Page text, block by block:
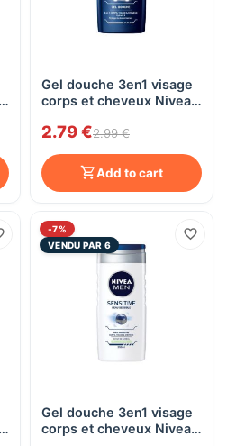
Gel douche 3en1 visage
corps et cheveux Nivea
250mL
2.79 €2.99 €
Add to cart
-7%
VENDU PAR 6
Gel douche 3en1 visage
corps et cheveux Nivea